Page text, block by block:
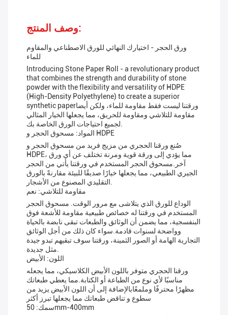
وصف المنتج:
ورق الحجر - اختيارك النهائي للورق الاصطناعي والمقاوم
للماء
Introducing Stone Paper Roll - a revolutionary product
that combines the strength and durability of stone
powder with the flexibility and versatility of HDPE
(High-Density Polyethylene) to create a superior
synthetic paperورقتنا ليست فقط مقاومة للماء، ولكن أيضا
مقاومة للتلاشي ومقاومة للحريق، مما يجعلها الخيار المثالي
لجميع احتياجات الورق الخاصة بك.
المواد: مسحوق الحجر و HDPE
صُنع ورقنا الحجري من مزيج فريد من مسحوق الحجر و
HDPE، مما يؤدي إلى ورقة قوية ومرنة تختلف عن أي ورق
آخر.مسحوق الحجر المستخدم في ورقتنا يأتي من الحجر
الجيري الطبيعي، مما يجعلها خيارًا صديقًا للبيئة مقارنةً بالورق
التقليدي المصنوع من الأشجار.
مقاومة للتلاشي: نعم
الوداع للورق الذي يتلاشى مع مرور الوقت. مسحوق الحجر
المستخدم في ورقتنا له خصائص طبيعية مقاومة للأشعة فوق
البنفسجية، مما يضمن أن الوثائق والطبعات تبقى نابضة بالحياة
وواضحة لسنوات قادمة.سواء كان ذلك من أجل الوثائق
التجارية الهامة أو الصور الثمينة، ورقتنا سوف تبقيهم تبدو جيدة
مثل جديدة.
اللون: الأبيض
ورقنا الحجري متوفر باللون الأبيض الكلاسيكي، مما يجعله
مناسبًا لأي نوع من الطباعة أو الكتابة.مما يعطي طبعاتك
مظهرًا محترفًا وملمعًابالإضافة إلى أن اللون الأبيض يزيد من
سطوع و تناقض طبعاتك مما يجعلها تبرز أكثر
سمك: 50mm-400mm